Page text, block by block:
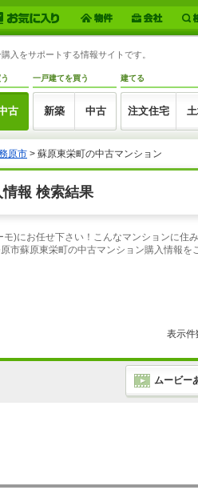
入をサポートする情報サイトです。
古
一戸建てを買う
新築 中古
建てる
注文住宅
原市 > 蘇原東栄町の中古マンション
報 検索結果
)にお任せ下さい！こんなマンションに住
市蘇原東栄町の中古マンション購入情報を
表示件
ムービー